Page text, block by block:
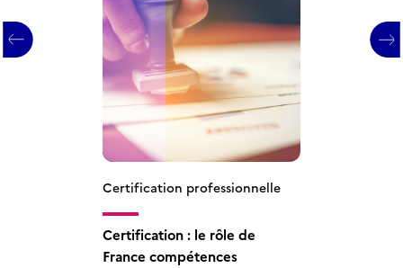
Certification professionnelle
Certification : le rôle de
France compétences
Certification professionnelle
Certification : vous aider dans
vos démarches
Certification professionnelle
Comment obtenir la
certification d’une formation ?